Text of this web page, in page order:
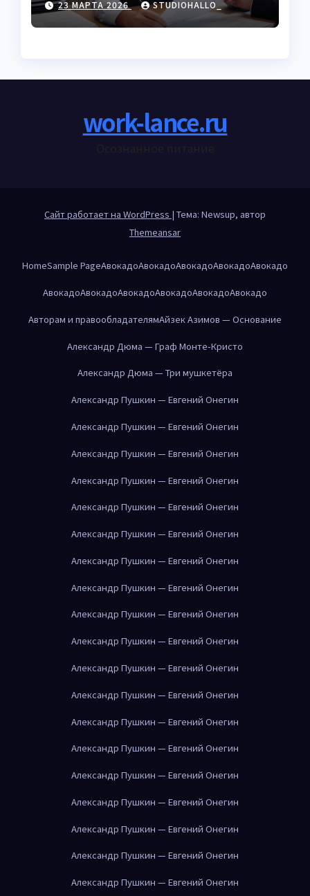
торговле
23 МАРТА 2026 STUDIOHALLO_
work-lance.ru
Сайт работает на WordPress | Тема: Newsup, автор
Themeansar
HomeSample PageАвокадоАвокадоАвокадоАвокадоАвокадо
АвокадоАвокадоАвокадоАвокадоАвокадоАвокадо
Авторам и правообладателямАйзек Азимов — Основание
Александр Дюма — Граф Монте-Кристо
Александр Дюма — Три мушкетёра
Александр Пушкин — Евгений Онегин
Александр Пушкин — Евгений Онегин
Александр Пушкин — Евгений Онегин
Александр Пушкин — Евгений Онегин
Александр Пушкин — Евгений Онегин
Александр Пушкин — Евгений Онегин
Александр Пушкин — Евгений Онегин
Александр Пушкин — Евгений Онегин
Александр Пушкин — Евгений Онегин
Александр Пушкин — Евгений Онегин
Александр Пушкин — Евгений Онегин
Александр Пушкин — Евгений Онегин
Александр Пушкин — Евгений Онегин
Александр Пушкин — Евгений Онегин
Александр Пушкин — Евгений Онегин
Александр Пушкин — Евгений Онегин
Александр Пушкин — Евгений Онегин
Александр Пушкин — Евгений Онегин
Александр Пушкин — Евгений Онегин